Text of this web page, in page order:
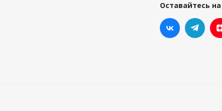
Оставайтесь